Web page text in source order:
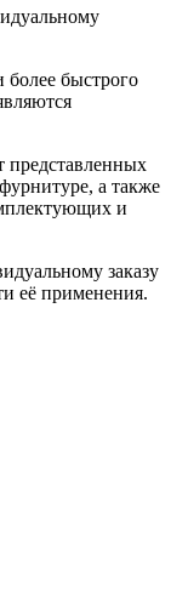
быстрого
представленных
а также
и
заказу
её применения.